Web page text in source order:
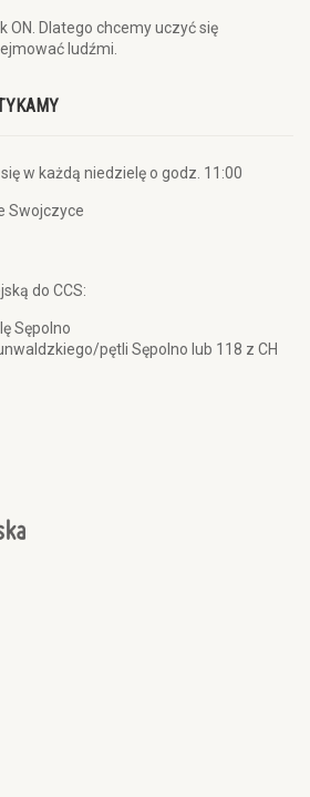
ON. Dlatego chcemy uczyć się
ludźmi.
w każdą niedzielę o godz. 11:00
Swojczyce
do CCS:
Sępolno
pętli Sępolno lub 118 z CH